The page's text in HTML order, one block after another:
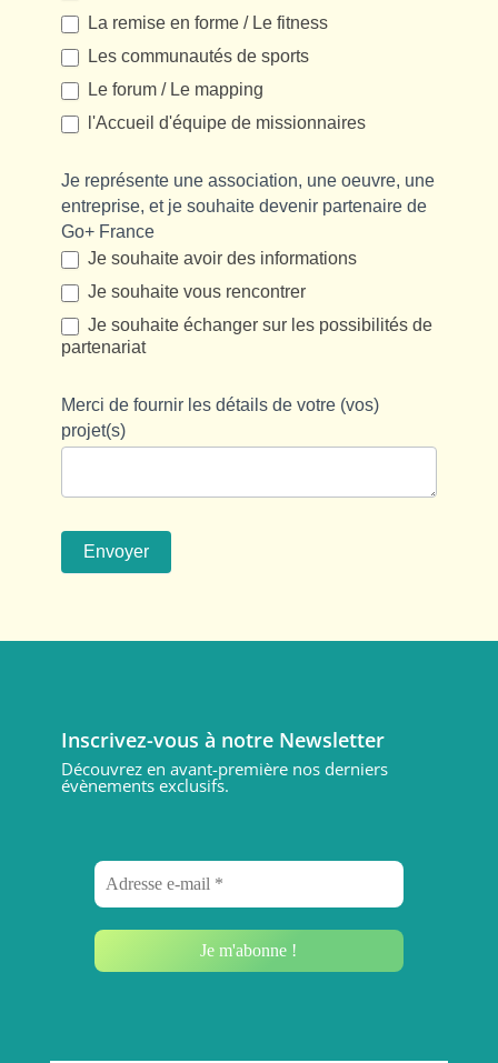
La remise en forme / Le fitness
Les communautés de sports
Le forum / Le mapping
l'Accueil d'équipe de missionnaires
Je représente une association, une oeuvre, une
entreprise, et je souhaite devenir partenaire de
Go+ France
Je souhaite avoir des informations
Je souhaite vous rencontrer
Je souhaite échanger sur les possibilités de
partenariat
Merci de fournir les détails de votre (vos)
projet(s)
Envoyer
Inscrivez-vous à notre Newsletter
Découvrez en avant-première nos derniers
évènements exclusifs.